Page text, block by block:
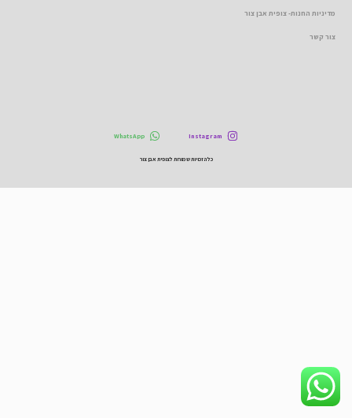
מדיניות החנות- צופית אבן צור
צור קשר
Instagram
WhatsApp
כל הזכויות שמורות לצופית אבן צור